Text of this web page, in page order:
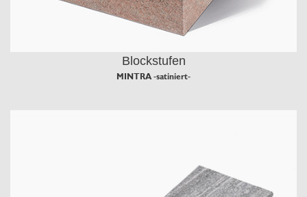
Blockstufen
MINTRA -satiniert-